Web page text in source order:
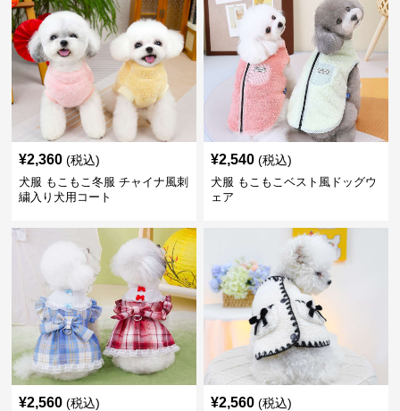
¥2,360 (税込)
犬服 もこもこ冬服 チャイナ風刺
繍入り犬用コート
¥2,540 (税込)
犬服 もこもこベスト風ドッグウ
ェア
¥2,560 (税込) ¥2,560 (税込)